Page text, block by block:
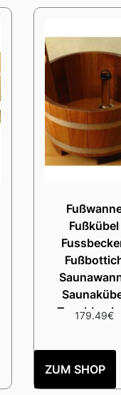
Fußkübel
179.49€
ZUM SHOP